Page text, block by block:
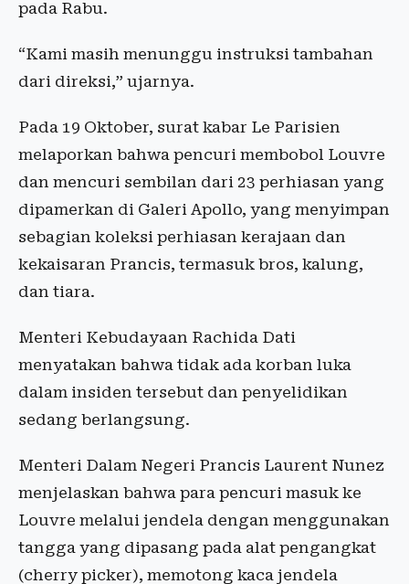
pada Rabu.
“Kami masih menunggu instruksi tambahan
dari direksi,” ujarnya.
Pada 19 Oktober, surat kabar Le Parisien
melaporkan bahwa pencuri membobol Louvre
dan mencuri sembilan dari 23 perhiasan yang
dipamerkan di Galeri Apollo, yang menyimpan
sebagian koleksi perhiasan kerajaan dan
kekaisaran Prancis, termasuk bros, kalung,
dan tiara.
Menteri Kebudayaan Rachida Dati
menyatakan bahwa tidak ada korban luka
dalam insiden tersebut dan penyelidikan
sedang berlangsung.
Menteri Dalam Negeri Prancis Laurent Nunez
menjelaskan bahwa para pencuri masuk ke
Louvre melalui jendela dengan menggunakan
tangga yang dipasang pada alat pengangkat
(cherry picker), memotong kaca jendela